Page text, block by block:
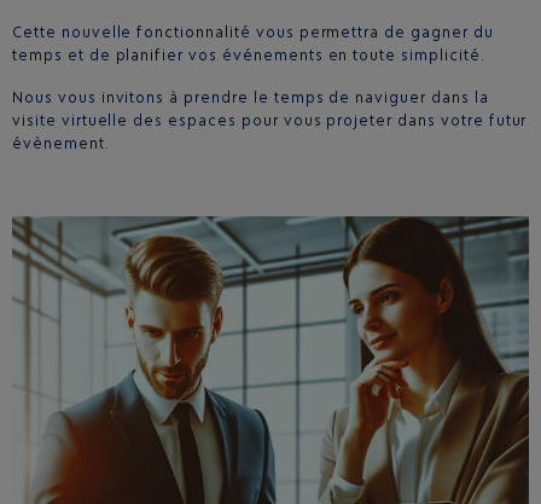
Cette nouvelle fonctionnalité vous permettra de gagner du
temps et de planifier vos événements en toute simplicité.
Nous vous invitons à prendre le temps de naviguer dans la
visite virtuelle des espaces pour vous projeter dans votre futur
évènement.